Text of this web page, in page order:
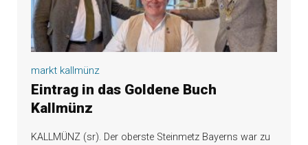
markt kallmünz
Eintrag in das Goldene Buch
Kallmünz
KALLMÜNZ (sr). Der oberste Steinmetz Bayerns war zu